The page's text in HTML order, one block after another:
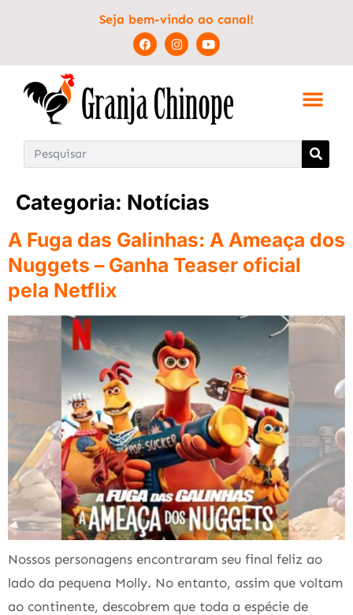
Seja bem-vindo ao canal!
Categoria: Notícias
A Fuga das Galinhas: A Ameaça dos
Nuggets – Ganha Teaser oficial
pela Netflix
Nossos personagens encontraram seu final feliz ao
lado da pequena Molly. No entanto, assim que voltam
ao continente, descobrem que toda a espécie de